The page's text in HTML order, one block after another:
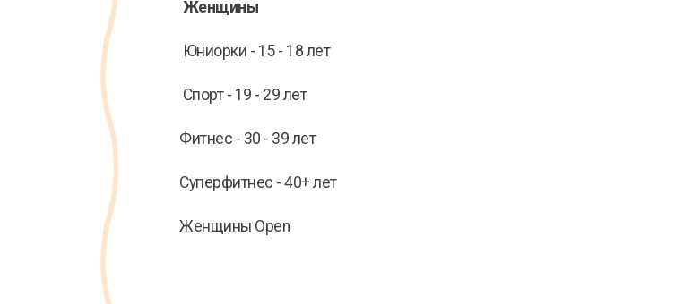
Женщины
Юниорки - 15 - 18 лет
Спорт - 19 - 29 лет
Фитнес - 30 - 39 лет
Суперфитнес - 40+ лет
Женщины Open